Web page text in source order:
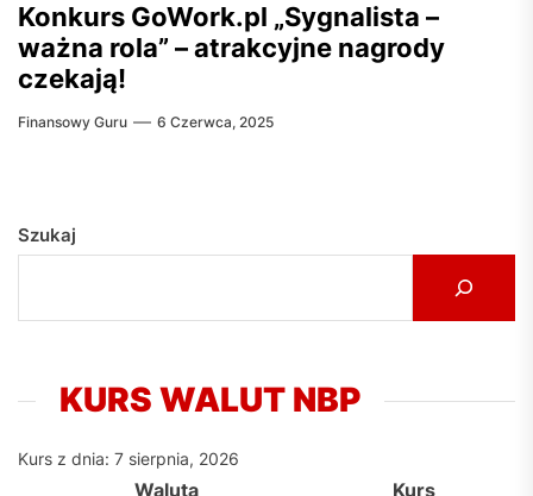
Konkurs GoWork.pl „Sygnalista –
ważna rola” – atrakcyjne nagrody
czekają!
Finansowy Guru 6 Czerwca, 2025
Szukaj
KURS WALUT NBP
Kurs z dnia: 7 sierpnia, 2026
Waluta
Kurs